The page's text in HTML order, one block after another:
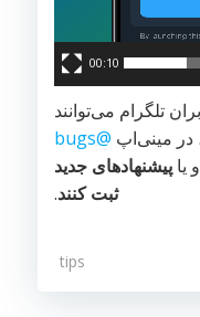
00:10
تلگرام می‌توانند
در مینی‌اپ @bugs
و یا پیشنهادهای جدید
ثبت کنند.
tips